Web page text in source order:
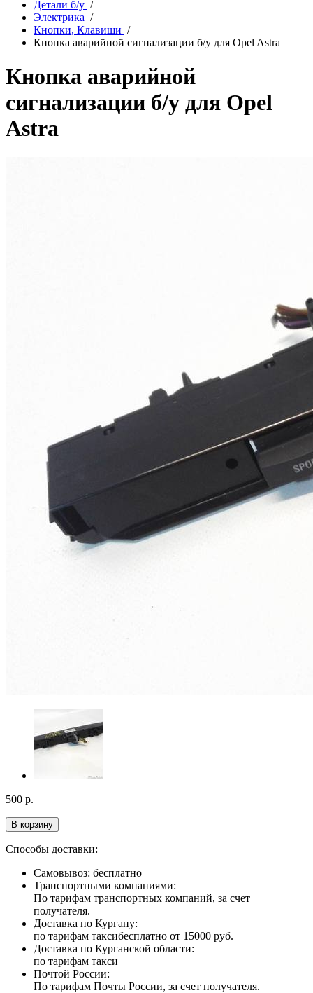
Детали б/у /
Электрика /
Кнопки, Клавиши /
Кнопка аварийной сигнализации б/у для Opel Astra
Кнопка аварийной
сигнализации б/у для Opel
Astra
500 р.
В корзину
Способы доставки:
Самовывоз: бесплатно
Транспортными компаниями:
По тарифам транспортных компаний, за счет
получателя.
Доставка по Кургану:
по тарифам таксибесплатно от 15000 руб.
Доставка по Курганской области:
по тарифам такси
Почтой России:
По тарифам Почты России, за счет получателя.